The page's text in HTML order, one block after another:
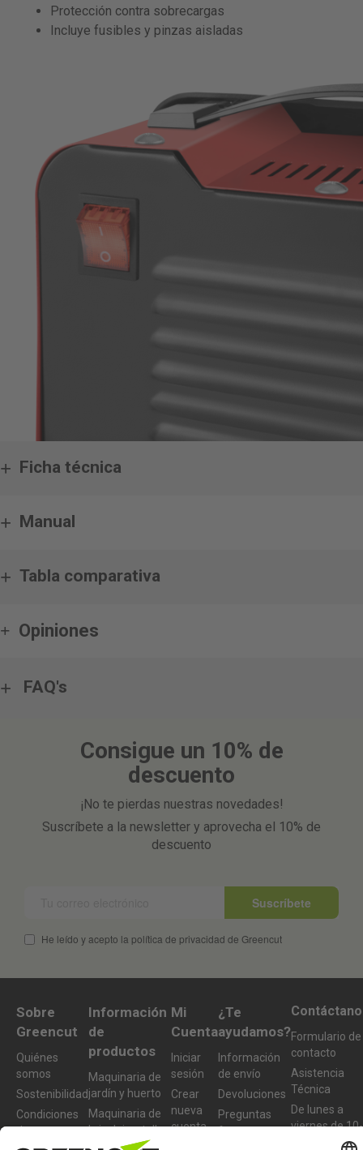
Protección contra sobrecargas
Incluye fusibles y pinzas aisladas
Ficha técnica
Manual
Tabla comparativa
Opiniones
FAQ's
Consigue un 10% de
descuento
¡No te pierdas nuestras novedades!
Suscríbete a la newsletter y aprovecha el 10% de
descuento
Suscríbete
He leído y acepto la política de privacidad de Greencut
Sobre
Greencut
Quiénes
somos
Sostenibilidad
Condiciones
de compra
Información
de
productos
Maquinaria de
jardín y huerto
Maquinaria de
bricolaje y taller
Mi
Cuenta
Iniciar
sesión
Crear
nueva
cuenta
¿Te
ayudamos?
Información
de envío
Devoluciones
Preguntas
frecuentes
Formulario de
contacto
Asistencia
Técnica
De lunes a
viernes de 10-